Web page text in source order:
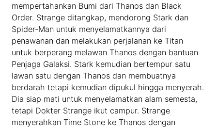
mempertahankan Bumi dari Thanos dan Black
Order. Strange ditangkap, mendorong Stark dan
Spider-Man untuk menyelamatkannya dari
penawanan dan melakukan perjalanan ke Titan
untuk berperang melawan Thanos dengan bantuan
Penjaga Galaksi. Stark kemudian bertempur satu
lawan satu dengan Thanos dan membuatnya
berdarah tetapi kemudian dipukul hingga menyerah.
Dia siap mati untuk menyelamatkan alam semesta,
tetapi Dokter Strange ikut campur. Strange
menyerahkan Time Stone ke Thanos dengan